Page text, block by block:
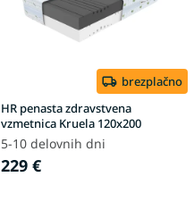
brezplačno
HR penasta zdravstvena
vzmetnica Kruela 120x200
5-10 delovnih dni
229 €